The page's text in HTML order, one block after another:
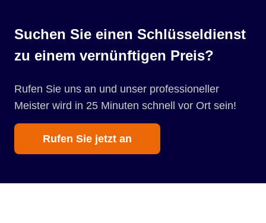
Suchen Sie einen Schlüsseldienst
zu einem vernünftigen Preis?
Rufen Sie uns an und unser professioneller
Meister wird in 25 Minuten schnell vor Ort sein!
Rufen Sie jetzt an